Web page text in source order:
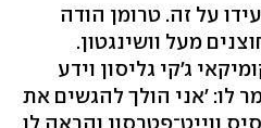
על זה. טרומן הודה
מעל וושינגטון.
ג'קי גליסון וידע
לו: 'אני הולך להגשים את